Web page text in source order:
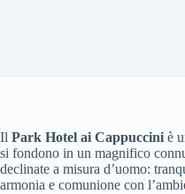
Il Park Hotel ai Cappuccini è
si fondono in un magnifico
declinate a misura d’uomo:
armonia e comunione con